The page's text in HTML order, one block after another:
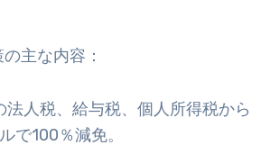
主な内容：
人税、給与税、個人所得税から
で100％減免。